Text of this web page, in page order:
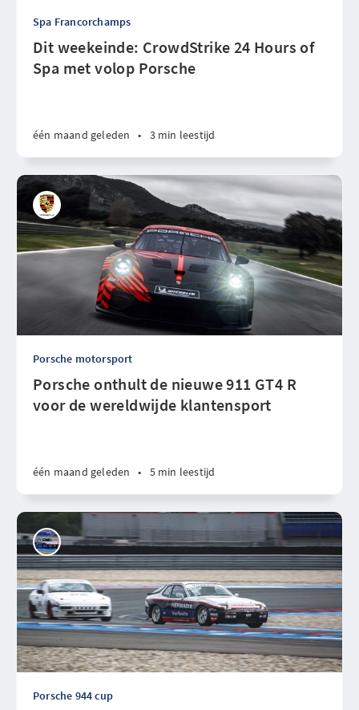
Spa Francorchamps
Dit weekeinde: CrowdStrike 24 Hours of
Spa met volop Porsche
één maand geleden • 3 min leestijd
Porsche motorsport
Porsche onthult de nieuwe 911 GT4 R
voor de wereldwijde klantensport
één maand geleden • 5 min leestijd
Porsche 944 cup